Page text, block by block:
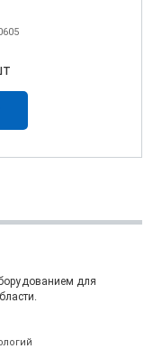
для